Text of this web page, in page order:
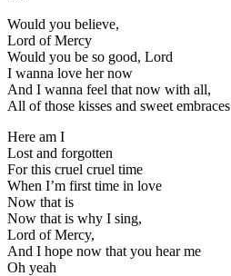
Would you believe,
Lord of Mercy
Would you be so good, Lord
I wanna love her now
And I wanna feel that now with all,
All of those kisses and sweet embraces
Here am I
Lost and forgotten
For this cruel cruel time
When I’m first time in love
Now that is
Now that is why I sing,
Lord of Mercy,
And I hope now that you hear me
Oh yeah